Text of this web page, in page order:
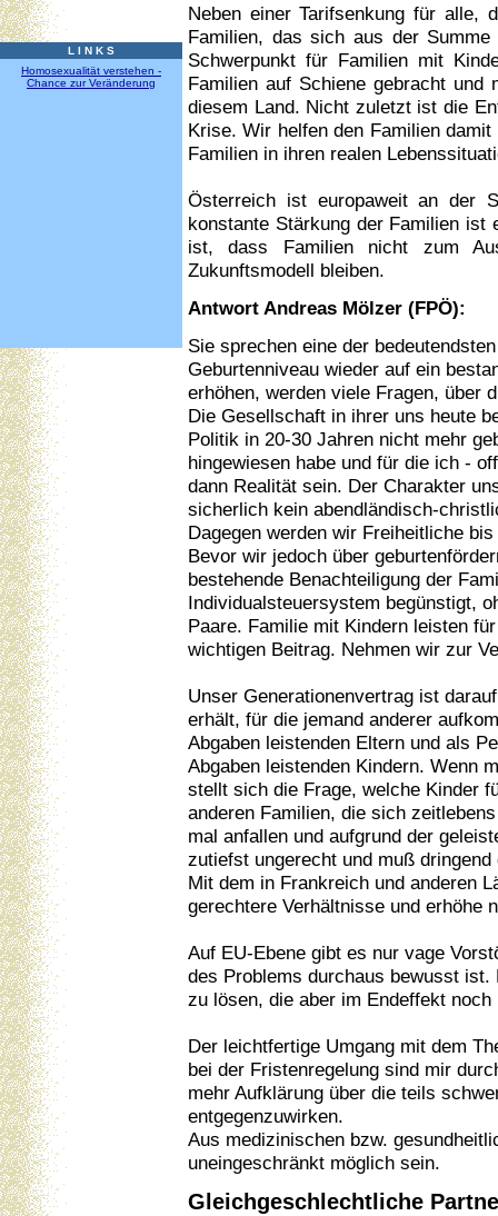
L I N K S
Homosexualität verstehen -
Chance zur Veränderung
Neben einer Tarifsenkung für alle,
Familien, das sich aus der
Schwerpunkt für Familien mit
Familien auf Schiene gebracht
diesem Land. Nicht zuletzt ist die
Krise. Wir helfen den Familien
Familien in ihren realen
Österreich ist europaweit an der
konstante Stärkung der Familien ist
ist, dass Familien nicht zum
Zukunftsmodell bleiben.
Antwort Andreas Mölzer (FPÖ):
Sie sprechen eine der
Geburtenniveau wieder auf ein
erhöhen, werden viele Fragen, über
Die Gesellschaft in ihrer uns heute
Politik in 20-30 Jahren nicht mehr
hingewiesen habe und für die ich -
dann Realität sein. Der Charakter
sicherlich kein abendländisch-
Dagegen werden wir Freiheitliche
Bevor wir jedoch über
bestehende Benachteiligung der
Individualsteuersystem begünstigt,
Paare. Familie mit Kindern leisten
wichtigen Beitrag. Nehmen wir zur
Unser Generationenvertrag ist
erhält, für die jemand anderer
Abgaben leistenden Eltern und als
Abgaben leistenden Kindern. Wenn
stellt sich die Frage, welche Kinder
anderen Familien, die sich
mal anfallen und aufgrund der
zutiefst ungerecht und muß dringend
Mit dem in Frankreich und anderen
gerechtere Verhältnisse und erhöhe
Auf EU-Ebene gibt es nur vage
des Problems durchaus bewusst
zu lösen, die aber im Endeffekt
Der leichtfertige Umgang mit dem
bei der Fristenregelung sind mir
mehr Aufklärung über die teils
entgegenzuwirken.
Aus medizinischen bzw.
uneingeschränkt möglich sein.
Gleichgeschlechtliche